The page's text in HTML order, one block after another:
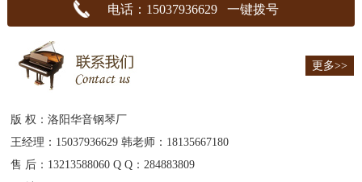
电话：15037936629 一键拨号
更多>>
版 权：洛阳华音钢琴厂
王经理：15037936629 韩老师：18135667180
售 后：13213588060 Q Q：284883809